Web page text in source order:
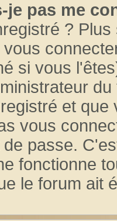
je pas me
?
si vous
et
vous
passe.
fonctionne
le forum ait